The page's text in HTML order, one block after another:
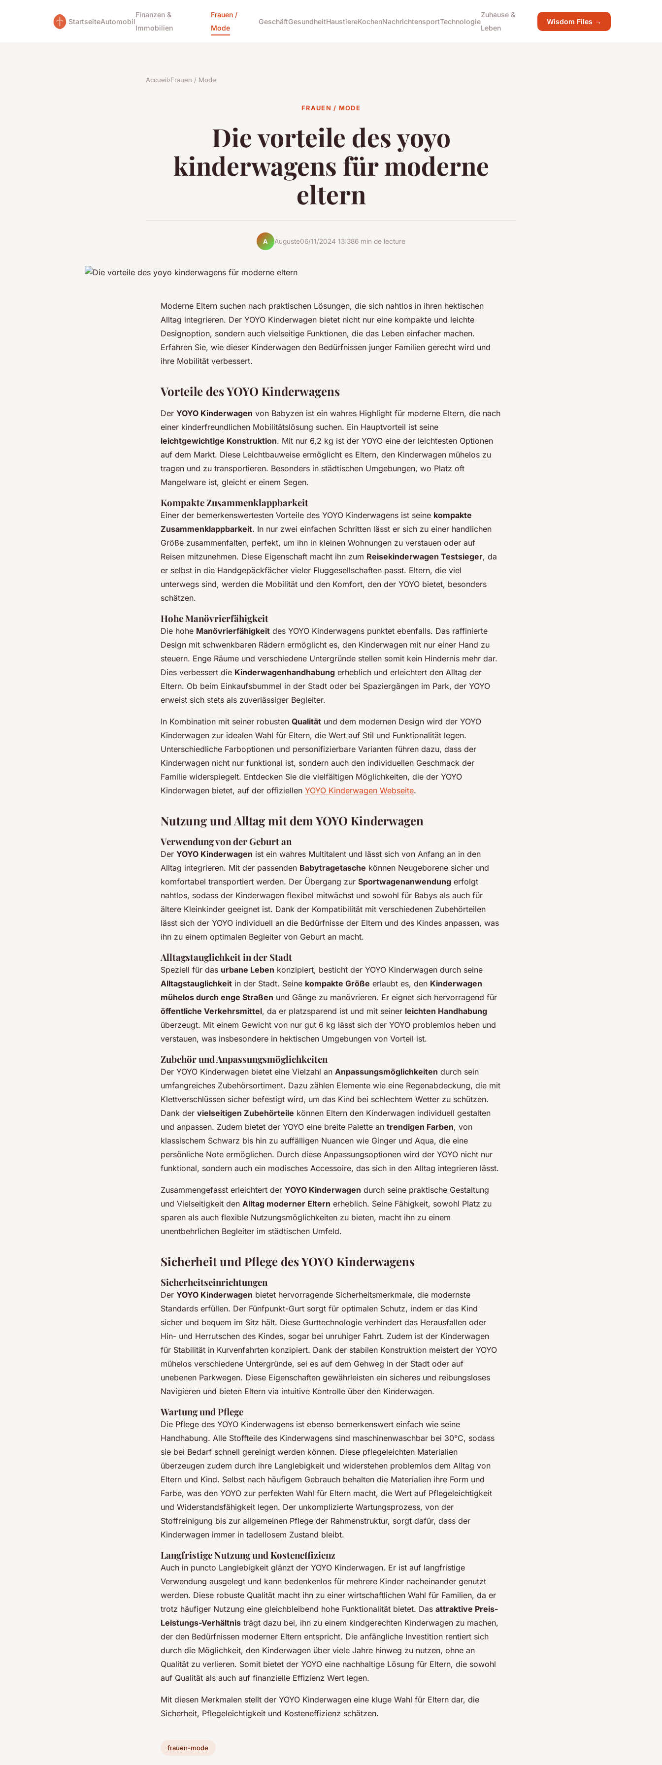
StartseiteAutomobil
Finanzen &
Immobilien
Frauen /
Mode
GeschäftGesundheitHaustiereKochenNachrichtensportTechnologie
Zuhause &
Leben
Wisdom Files →
Accueil›Frauen / Mode
FRAUEN / MODE
Die vorteile des yoyo
kinderwagens für moderne
eltern
A Auguste06/11/2024 13:386 min de lecture
Moderne Eltern suchen nach praktischen Lösungen, die sich nahtlos in ihren hektischen
Alltag integrieren. Der YOYO Kinderwagen bietet nicht nur eine kompakte und leichte
Designoption, sondern auch vielseitige Funktionen, die das Leben einfacher machen.
Erfahren Sie, wie dieser Kinderwagen den Bedürfnissen junger Familien gerecht wird und
ihre Mobilität verbessert.
Vorteile des YOYO Kinderwagens
Der YOYO Kinderwagen von Babyzen ist ein wahres Highlight für moderne Eltern, die nach
einer kinderfreundlichen Mobilitätslösung suchen. Ein Hauptvorteil ist seine
leichtgewichtige Konstruktion. Mit nur 6,2 kg ist der YOYO eine der leichtesten Optionen
auf dem Markt. Diese Leichtbauweise ermöglicht es Eltern, den Kinderwagen mühelos zu
tragen und zu transportieren. Besonders in städtischen Umgebungen, wo Platz oft
Mangelware ist, gleicht er einem Segen.
Kompakte Zusammenklappbarkeit
Einer der bemerkenswertesten Vorteile des YOYO Kinderwagens ist seine kompakte
Zusammenklappbarkeit. In nur zwei einfachen Schritten lässt er sich zu einer handlichen
Größe zusammenfalten, perfekt, um ihn in kleinen Wohnungen zu verstauen oder auf
Reisen mitzunehmen. Diese Eigenschaft macht ihn zum Reisekinderwagen Testsieger, da
er selbst in die Handgepäckfächer vieler Fluggesellschaften passt. Eltern, die viel
unterwegs sind, werden die Mobilität und den Komfort, den der YOYO bietet, besonders
schätzen.
Hohe Manövrierfähigkeit
Die hohe Manövrierfähigkeit des YOYO Kinderwagens punktet ebenfalls. Das raffinierte
Design mit schwenkbaren Rädern ermöglicht es, den Kinderwagen mit nur einer Hand zu
steuern. Enge Räume und verschiedene Untergründe stellen somit kein Hindernis mehr dar.
Dies verbessert die Kinderwagenhandhabung erheblich und erleichtert den Alltag der
Eltern. Ob beim Einkaufsbummel in der Stadt oder bei Spaziergängen im Park, der YOYO
erweist sich stets als zuverlässiger Begleiter.
In Kombination mit seiner robusten Qualität und dem modernen Design wird der YOYO
Kinderwagen zur idealen Wahl für Eltern, die Wert auf Stil und Funktionalität legen.
Unterschiedliche Farboptionen und personifizierbare Varianten führen dazu, dass der
Kinderwagen nicht nur funktional ist, sondern auch den individuellen Geschmack der
Familie widerspiegelt. Entdecken Sie die vielfältigen Möglichkeiten, die der YOYO
Kinderwagen bietet, auf der offiziellen YOYO Kinderwagen Webseite.
Nutzung und Alltag mit dem YOYO Kinderwagen
Verwendung von der Geburt an
Der YOYO Kinderwagen ist ein wahres Multitalent und lässt sich von Anfang an in den
Alltag integrieren. Mit der passenden Babytragetasche können Neugeborene sicher und
komfortabel transportiert werden. Der Übergang zur Sportwagenanwendung erfolgt
nahtlos, sodass der Kinderwagen flexibel mitwächst und sowohl für Babys als auch für
ältere Kleinkinder geeignet ist. Dank der Kompatibilität mit verschiedenen Zubehörteilen
lässt sich der YOYO individuell an die Bedürfnisse der Eltern und des Kindes anpassen, was
ihn zu einem optimalen Begleiter von Geburt an macht.
Alltagstauglichkeit in der Stadt
Speziell für das urbane Leben konzipiert, besticht der YOYO Kinderwagen durch seine
Alltagstauglichkeit in der Stadt. Seine kompakte Größe erlaubt es, den Kinderwagen
mühelos durch enge Straßen und Gänge zu manövrieren. Er eignet sich hervorragend für
öffentliche Verkehrsmittel, da er platzsparend ist und mit seiner leichten Handhabung
überzeugt. Mit einem Gewicht von nur gut 6 kg lässt sich der YOYO problemlos heben und
verstauen, was insbesondere in hektischen Umgebungen von Vorteil ist.
Zubehör und Anpassungsmöglichkeiten
Der YOYO Kinderwagen bietet eine Vielzahl an Anpassungsmöglichkeiten durch sein
umfangreiches Zubehörsortiment. Dazu zählen Elemente wie eine Regenabdeckung, die mit
Klettverschlüssen sicher befestigt wird, um das Kind bei schlechtem Wetter zu schützen.
Dank der vielseitigen Zubehörteile können Eltern den Kinderwagen individuell gestalten
und anpassen. Zudem bietet der YOYO eine breite Palette an trendigen Farben, von
klassischem Schwarz bis hin zu auffälligen Nuancen wie Ginger und Aqua, die eine
persönliche Note ermöglichen. Durch diese Anpassungsoptionen wird der YOYO nicht nur
funktional, sondern auch ein modisches Accessoire, das sich in den Alltag integrieren lässt.
Zusammengefasst erleichtert der YOYO Kinderwagen durch seine praktische Gestaltung
und Vielseitigkeit den Alltag moderner Eltern erheblich. Seine Fähigkeit, sowohl Platz zu
sparen als auch flexible Nutzungsmöglichkeiten zu bieten, macht ihn zu einem
unentbehrlichen Begleiter im städtischen Umfeld.
Sicherheit und Pflege des YOYO Kinderwagens
Sicherheitseinrichtungen
Der YOYO Kinderwagen bietet hervorragende Sicherheitsmerkmale, die modernste
Standards erfüllen. Der Fünfpunkt-Gurt sorgt für optimalen Schutz, indem er das Kind
sicher und bequem im Sitz hält. Diese Gurttechnologie verhindert das Herausfallen oder
Hin- und Herrutschen des Kindes, sogar bei unruhiger Fahrt. Zudem ist der Kinderwagen
für Stabilität in Kurvenfahrten konzipiert. Dank der stabilen Konstruktion meistert der YOYO
mühelos verschiedene Untergründe, sei es auf dem Gehweg in der Stadt oder auf
unebenen Parkwegen. Diese Eigenschaften gewährleisten ein sicheres und reibungsloses
Navigieren und bieten Eltern via intuitive Kontrolle über den Kinderwagen.
Wartung und Pflege
Die Pflege des YOYO Kinderwagens ist ebenso bemerkenswert einfach wie seine
Handhabung. Alle Stoffteile des Kinderwagens sind maschinenwaschbar bei 30°C, sodass
sie bei Bedarf schnell gereinigt werden können. Diese pflegeleichten Materialien
überzeugen zudem durch ihre Langlebigkeit und widerstehen problemlos dem Alltag von
Eltern und Kind. Selbst nach häufigem Gebrauch behalten die Materialien ihre Form und
Farbe, was den YOYO zur perfekten Wahl für Eltern macht, die Wert auf Pflegeleichtigkeit
und Widerstandsfähigkeit legen. Der unkomplizierte Wartungsprozess, von der
Stoffreinigung bis zur allgemeinen Pflege der Rahmenstruktur, sorgt dafür, dass der
Kinderwagen immer in tadellosem Zustand bleibt.
Langfristige Nutzung und Kosteneffizienz
Auch in puncto Langlebigkeit glänzt der YOYO Kinderwagen. Er ist auf langfristige
Verwendung ausgelegt und kann bedenkenlos für mehrere Kinder nacheinander genutzt
werden. Diese robuste Qualität macht ihn zu einer wirtschaftlichen Wahl für Familien, da er
trotz häufiger Nutzung eine gleichbleibend hohe Funktionalität bietet. Das attraktive Preis-
Leistungs-Verhältnis trägt dazu bei, ihn zu einem kindgerechten Kinderwagen zu machen,
der den Bedürfnissen moderner Eltern entspricht. Die anfängliche Investition rentiert sich
durch die Möglichkeit, den Kinderwagen über viele Jahre hinweg zu nutzen, ohne an
Qualität zu verlieren. Somit bietet der YOYO eine nachhaltige Lösung für Eltern, die sowohl
auf Qualität als auch auf finanzielle Effizienz Wert legen.
Mit diesen Merkmalen stellt der YOYO Kinderwagen eine kluge Wahl für Eltern dar, die
Sicherheit, Pflegeleichtigkeit und Kosteneffizienz schätzen.
frauen-mode